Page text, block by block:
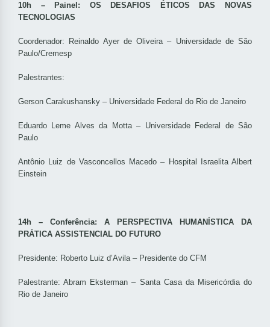
10h – Painel: OS DESAFIOS ÉTICOS DAS NOVAS
TECNOLOGIAS
Coordenador: Reinaldo Ayer de Oliveira – Universidade de São
Paulo/Cremesp
Palestrantes:
Gerson Carakushansky – Universidade Federal do Rio de Janeiro
Eduardo Leme Alves da Motta – Universidade Federal de São
Paulo
Antônio Luiz de Vasconcellos Macedo – Hospital Israelita Albert
Einstein
14h – Conferência: A PERSPECTIVA HUMANÍSTICA DA
PRÁTICA ASSISTENCIAL DO FUTURO
Presidente: Roberto Luiz d’Avila – Presidente do CFM
Palestrante: Abram Eksterman – Santa Casa da Misericórdia do
Rio de Janeiro